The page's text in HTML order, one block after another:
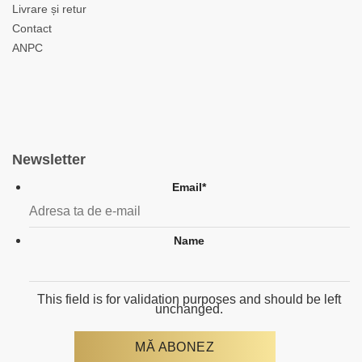
Livrare și retur
Contact
ANPC
Newsletter
Email*
Name
This field is for validation purposes and should be left
unchanged.